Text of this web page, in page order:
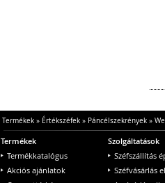
Termékek» Értékszéfek» Páncélszekrények»
Termékek
Termékkatalógus
Akciós ajánlatok
Szolgáltatások
Széfszállítás
Széfvásárlás